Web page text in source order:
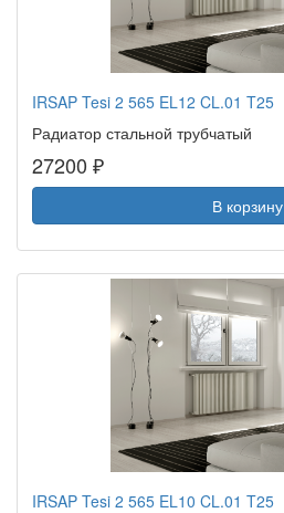
IRSAP Tesi 2 565 EL12 CL.01 T25
Радиатор стальной трубчатый
27200 ₽
В корзину
IRSAP Tesi 2 565 EL10 CL.01 T25